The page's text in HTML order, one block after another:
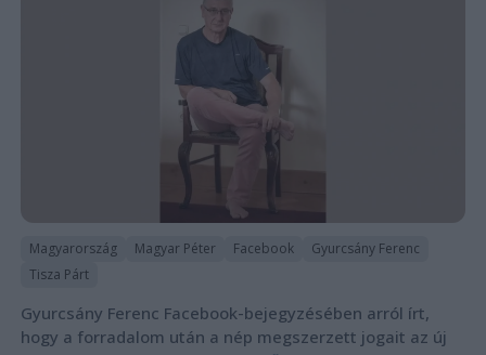
Magyarország Magyar Péter Facebook
Gyurcsány Ferenc
Tisza Párt
Gyurcsány Ferenc Facebook-bejegyzésében arról írt,
hogy a forradalom után a nép megszerzett jogait az új